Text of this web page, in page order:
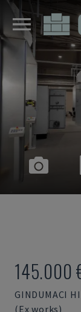
145.000
GINDUMACI
(Ex works)